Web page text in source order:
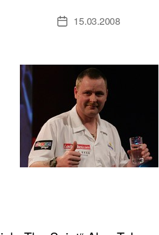
Veröffentlichungsdatum
15.03.2008